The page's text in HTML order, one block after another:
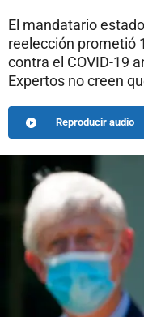
El mandatario
reelección prometió
contra el COVID-19
Expertos no creen
Reproducir audio